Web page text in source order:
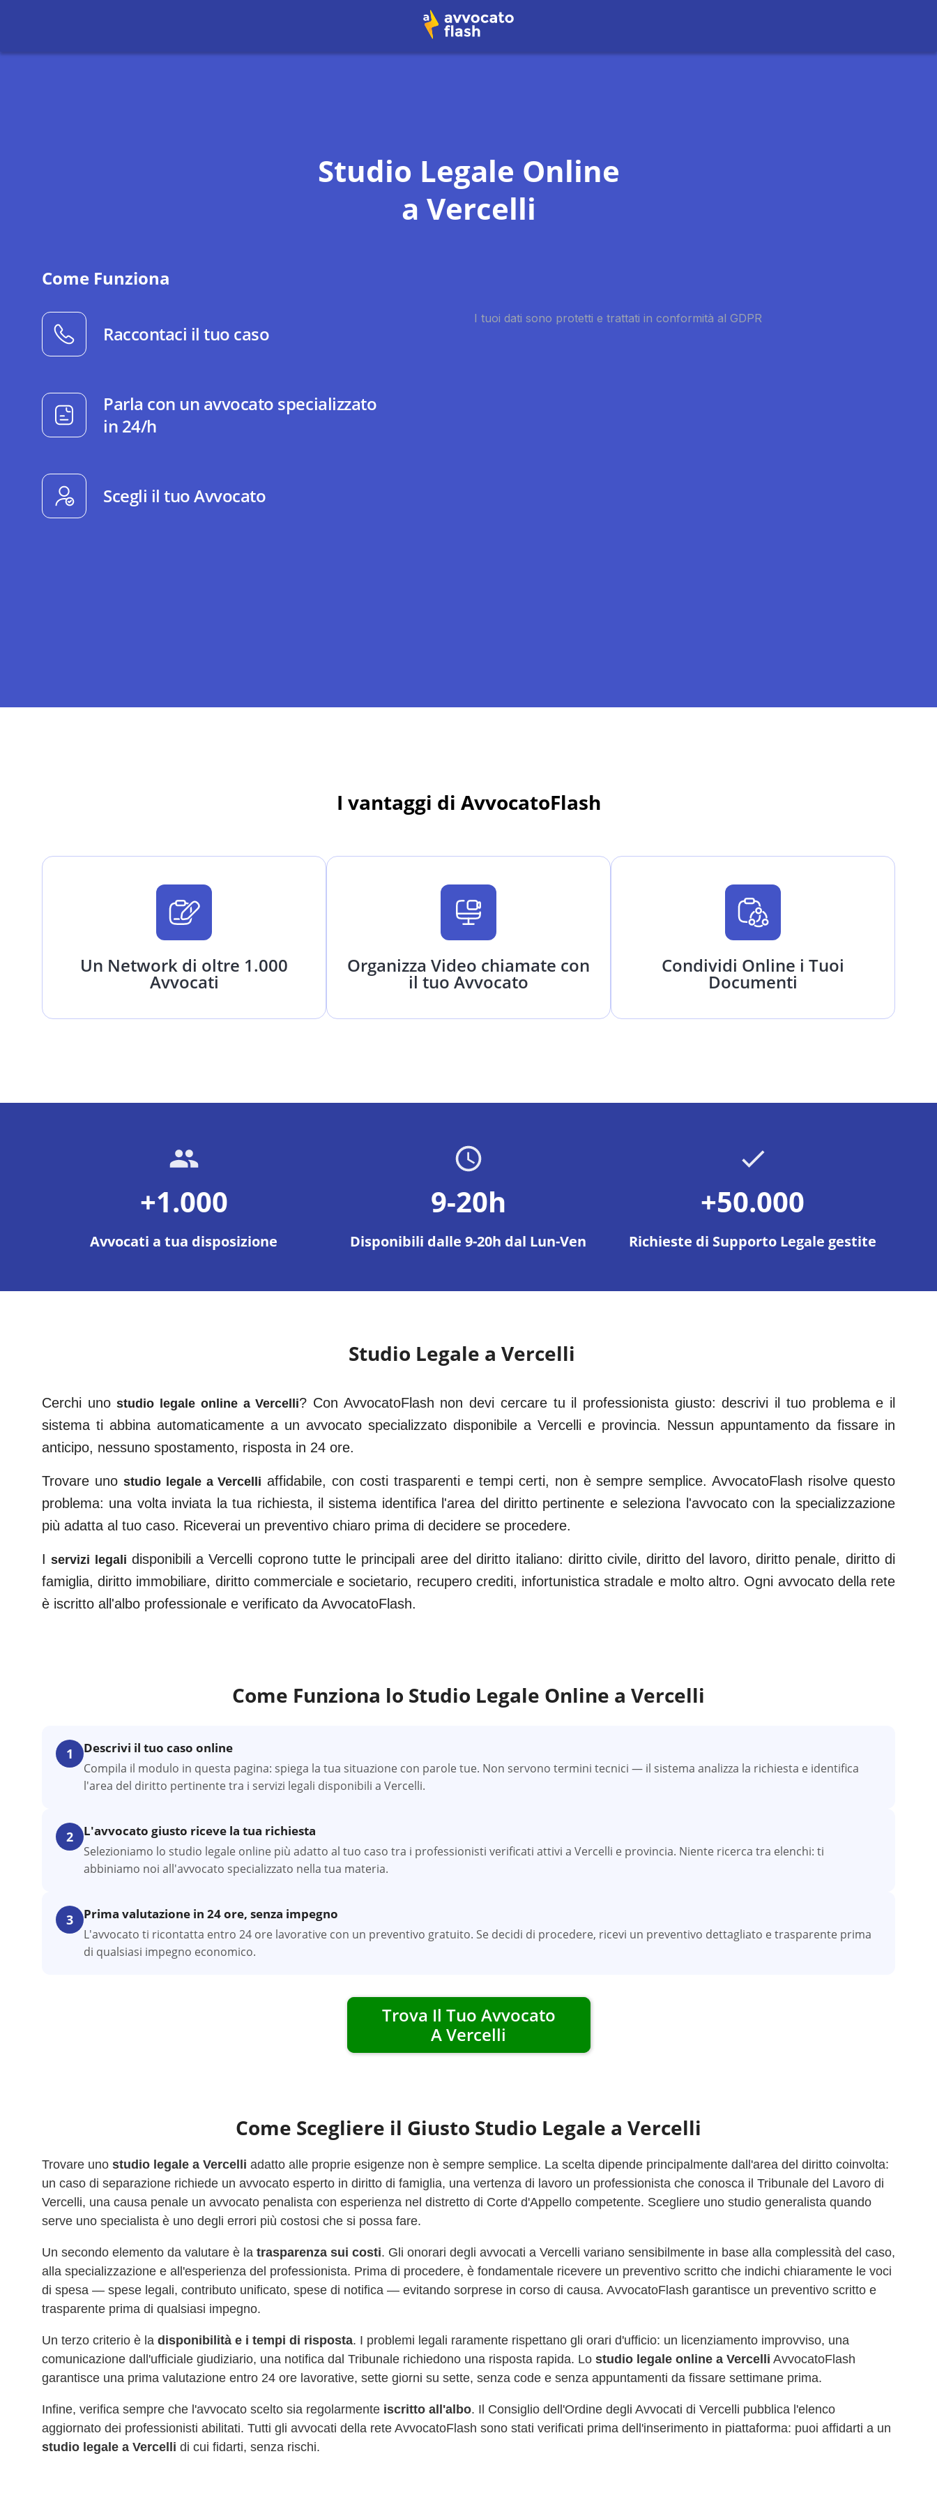
Studio Legale Online
a Vercelli
Come Funziona
Raccontaci il tuo caso
Parla con un avvocato specializzato
in 24/h
Scegli il tuo Avvocato
I vantaggi di AvvocatoFlash
Un Network di oltre 1.000
Avvocati
Organizza Video chiamate con
il tuo Avvocato
Condividi Online i Tuoi
Documenti
+1.000
Avvocati a tua disposizione
9-20h
Disponibili dalle 9-20h dal Lun-Ven
+50.000
Richieste di Supporto Legale gestite
Studio Legale a Vercelli
Cerchi uno studio legale online aVercelli? Con AvvocatoFlash non devi cercare tu il professionista giusto: descrivi il tuo problema e il
sistema ti abbina automaticamente a un avvocato specializzato disponibile a Vercelli e provincia. Nessun appuntamento da fissare in
anticipo, nessuno spostamento, risposta in 24 ore.
Trovare uno studio legale aVercelli affidabile, con costi trasparenti e tempi certi, non è sempre semplice. AvvocatoFlash risolve questo
problema: una volta inviata la tua richiesta, il sistema identifica l'area del diritto pertinente e seleziona l'avvocato con la specializzazione
più adatta al tuo caso. Riceverai un preventivo chiaro prima di decidere se procedere.
Iservizi legali disponibili a Vercelli coprono tutte le principali aree del diritto italiano: diritto civile, diritto del lavoro, diritto penale, diritto di
famiglia, diritto immobiliare, diritto commerciale e societario, recupero crediti, infortunistica stradale e molto altro. Ogni avvocato della rete
è iscritto all'albo professionale e verificato da AvvocatoFlash.
Come Funziona lo Studio Legale Online a Vercelli
1 Descrivi il tuo caso online
Compila il modulo in questa pagina: spiega la tua situazione con parole tue. Non servono termini tecnici — il sistema analizza la richiesta e identifica
l'area del diritto pertinente tra i servizi legali disponibili a Vercelli.
2 L'avvocato giusto riceve la tua richiesta
Selezioniamo lo studio legale online più adatto al tuo caso tra i professionisti verificati attivi a Vercelli e provincia. Niente ricerca tra elenchi: ti
abbiniamo noi all'avvocato specializzato nella tua materia.
3 Prima valutazione in 24 ore, senza impegno
L'avvocato ti ricontatta entro 24 ore lavorative con un preventivo gratuito. Se decidi di procedere, ricevi un preventivo dettagliato e trasparente prima
di qualsiasi impegno economico.
Trova Il Tuo Avvocato
AVercelli
Come Scegliere il Giusto Studio Legale a Vercelli
Trovare uno studio legale a Vercelli adatto alle proprie esigenze non è sempre semplice. La scelta dipende principalmente dall'area del diritto coinvolta:
un caso di separazione richiede un avvocato esperto in diritto di famiglia, una vertenza di lavoro un professionista che conosca il Tribunale del Lavoro di
Vercelli, una causa penale un avvocato penalista con esperienza nel distretto di Corte d'Appello competente. Scegliere uno studio generalista quando
serve uno specialista è uno degli errori più costosi che si possa fare.
Un secondo elemento da valutare è la trasparenza sui costi. Gli onorari degli avvocati a Vercelli variano sensibilmente in base alla complessità del caso,
alla specializzazione e all'esperienza del professionista. Prima di procedere, è fondamentale ricevere un preventivo scritto che indichi chiaramente le voci
di spesa — spese legali, contributo unificato, spese di notifica — evitando sorprese in corso di causa. AvvocatoFlash garantisce un preventivo scritto e
trasparente prima di qualsiasi impegno.
Un terzo criterio è la disponibilità e i tempi di risposta. I problemi legali raramente rispettano gli orari d'ufficio: un licenziamento improvviso, una
comunicazione dall'ufficiale giudiziario, una notifica dal Tribunale richiedono una risposta rapida. Lo studio legale online a Vercelli AvvocatoFlash
garantisce una prima valutazione entro 24 ore lavorative, sette giorni su sette, senza code e senza appuntamenti da fissare settimane prima.
Infine, verifica sempre che l'avvocato scelto sia regolarmente iscritto all'albo. Il Consiglio dell'Ordine degli Avvocati di Vercelli pubblica l'elenco
aggiornato dei professionisti abilitati. Tutti gli avvocati della rete AvvocatoFlash sono stati verificati prima dell'inserimento in piattaforma: puoi affidarti a un
studio legale a Vercelli di cui fidarti, senza rischi.